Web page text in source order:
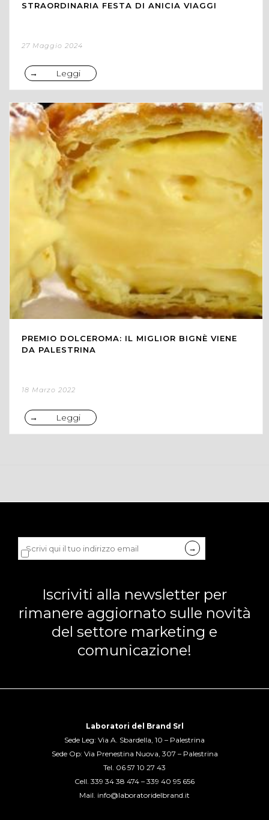
STRAORDINARIA FESTA DI ANICIA VIAGGI
27 Maggio 2024
Leggi
PREMIO DOLCEROMA: IL MIGLIOR BIGNÈ VIENE
DA PALESTRINA
18 Marzo 2022
Leggi
Dichiaro di accettare laprivacy policy
Iscriviti alla newsletter per
rimanere aggiornato sulle novità
del settore marketing e
comunicazione!
Laboratori del Brand Srl
Sede Leg: Via A. Sbardella, 10 – Palestrina
Sede Op: Via Prenestina Nuova, 307 – Palestrina
Tel. 06 57 10 27 43
Cell. 339 34 38 474 – 339 40 95 656
Mail. info@laboratoridelbrand.it